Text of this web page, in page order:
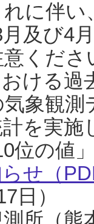
に伴い
及び4
くだ
ける過
気象観
を実
位の値
せ（
日）
所（熊